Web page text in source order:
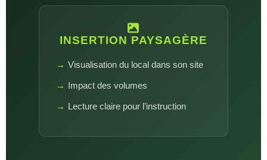
INSERTION PAYSAGÈRE
Visualisation du local dans son site
Impact des volumes
Lecture claire pour l’instruction